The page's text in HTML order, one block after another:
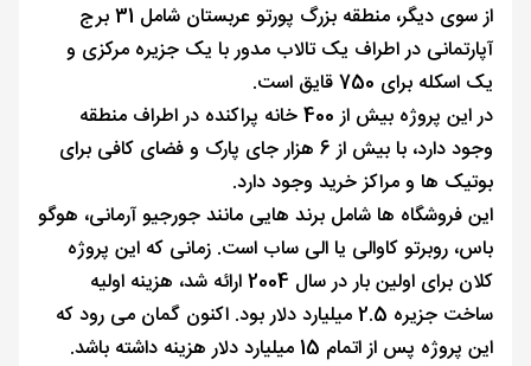
از سوی دیگر، منطقه بزرگ پورتو عربستان شامل 31 برج
آپارتمانی در اطراف یک تالاب مدور با یک جزیره مرکزی و
یک اسکله برای 750 قایق است.
در این پروژه بیش از 400 خانه پراکنده در اطراف منطقه
وجود دارد، با بیش از 6 هزار جای پارک و فضای کافی برای
بوتیک ها و مراکز خرید وجود دارد.
این فروشگاه ها شامل برند هایی مانند جورجیو آرمانی، هوگو
باس، روبرتو کاوالی یا الی ساب است. زمانی که این پروژه
کلان برای اولین بار در سال 2004 ارائه شد، هزینه اولیه
ساخت جزیره 2.5 میلیارد دلار بود. اکنون گمان می رود که
این پروژه پس از اتمام 15 میلیارد دلار هزینه داشته باشد.